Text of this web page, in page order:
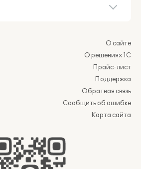
О сайте
О решениях 1С
Прайс-лист
Поддержка
Обратная связь
Сообщить об ошибке
Карта сайта